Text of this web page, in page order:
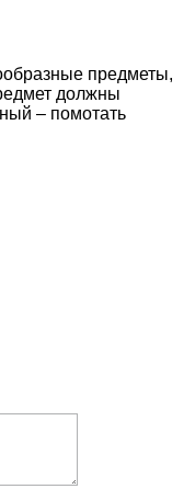
предметы,
должны
– помотать